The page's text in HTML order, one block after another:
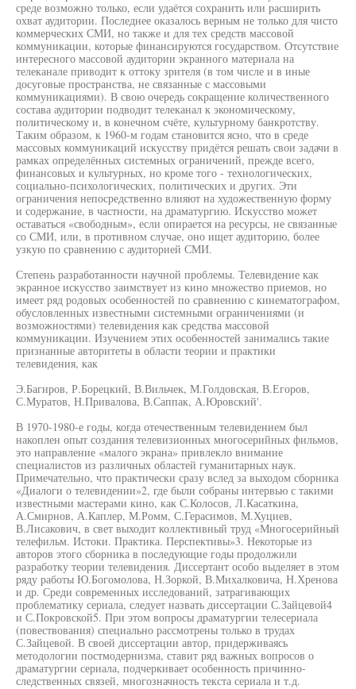
среде возможно только, если удаётся сохранить или расширить
охват аудитории. Последнее оказалось верным не только для чисто
коммерческих СМИ, но также и для тех средств массовой
коммуникации, которые финансируются государством. Отсутствие
интересного массовой аудитории экранного материала на
телеканале приводит к оттоку зрителя (в том числе и в иные
досуговые пространства, не связанные с массовыми
коммуникациями). В свою очередь сокращение количественного
состава аудитории подводит телеканал к экономическому,
политическому и, в конечном счёте, культурному банкротству.
Таким образом, к 1960-м годам становится ясно, что в среде
массовых коммуникаций искусству придётся решать свои задачи в
рамках определённых системных ограничений, прежде всего,
финансовых и культурных, но кроме того - технологических,
социально-психологических, политических и других. Эти
ограничения непосредственно влияют на художественную форму
и содержание, в частности, на драматургию. Искусство может
оставаться «свободным», если опирается на ресурсы, не связанные
со СМИ, или, в противном случае, оно ищет аудиторию, более
узкую по сравнению с аудиторией СМИ.
Степень разработанности научной проблемы. Телевидение как
экранное искусство заимствует из кино множество приемов, но
имеет ряд родовых особенностей по сравнению с кинематографом,
обусловленных известными системными ограничениями (и
возможностями) телевидения как средства массовой
коммуникации. Изучением этих особенностей занимались такие
признанные авторитеты в области теории и практики
телевидения, как
Э.Багиров, Р.Борецкий, В.Вильчек, М.Голдовская, В.Егоров,
С.Муратов, Н.Привалова, В.Саппак, А.Юровский'.
В 1970-1980-е годы, когда отечественным телевидением был
накоплен опыт создания телевизионных многосерийных фильмов,
это направление «малого экрана» привлекло внимание
специалистов из различных областей гуманитарных наук.
Примечательно, что практически сразу вслед за выходом сборника
«Диалоги о телевидении»2, где были собраны интервью с такими
известными мастерами кино, как С.Колосов, Л.Касаткина,
А.Смирнов, А.Каплер, М.Ромм, С.Герасимов, М.Хуциев,
В.Лисакович, в свет выходит коллективный труд «Многосерийный
телефильм. Истоки. Практика. Перспективы»3. Некоторые из
авторов этого сборника в последующие годы продолжили
разработку теории телевидения. Диссертант особо выделяет в этом
ряду работы Ю.Богомолова, Н.Зоркой, В.Михалковича, Н.Хренова
и др. Среди современных исследований, затрагивающих
проблематику сериала, следует назвать диссертации С.Зайцевой4
и С.Покровской5. При этом вопросы драматургии телесериала
(повествования) специально рассмотрены только в трудах
С.Зайцевой. В своей диссертации автор, придерживаясь
методологии постмодернизма, ставит ряд важных вопросов о
драматургии сериала, подчеркивает особенность причинно-
следственных связей, многозначность текста сериала и т.д.